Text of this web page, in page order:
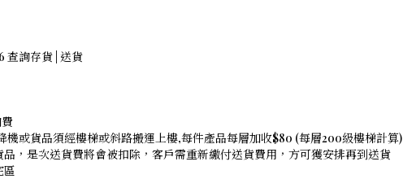
查詢存貨 | 送貨
機或貨品須經樓梯或斜路搬運上樓,每件產品每層加收$80 (每層200級樓梯計算)
，是次送貨費將會被扣除，客戶需重新繳付送貨費用，方可獲安排再到送貨
區